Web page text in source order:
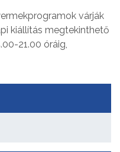
várják
kiállítás megtekinthető
21.00 óráig,